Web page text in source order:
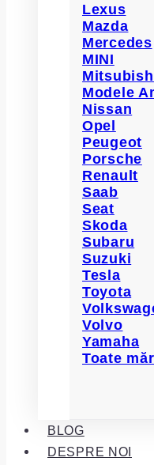
Lexus
Mazda
Mercedes
MINI
Modele
Nissan
Opel
Peugeot
Porsche
Renault
Saab
Seat
Skoda
Subaru
Suzuki
Tesla
Toyota
Volvo
Yamaha
Toate
BLOG
DESPRE NOI